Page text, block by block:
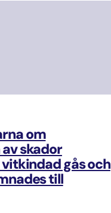
om
skador
gås och
till